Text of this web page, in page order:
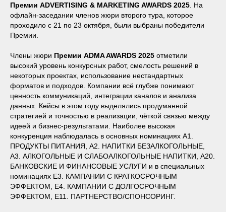
Премии ADVERTISING & MARKETING AWARDS 2025. На
офлайн-заседании членов жюри второго тура, которое
проходило с 21 по 23 октября, были выбраны победители
Премии.
Члены жюри Премии ADMA AWARDS 2025 отметили
высокий уровень конкурсных работ, смелость решений в
некоторых проектах, использование нестандартных
форматов и подходов. Компании всё глубже понимают
ценность коммуникаций, интеграции каналов и анализа
данных. Кейсы в этом году выделялись продуманной
стратегией и точностью в реализации, чёткой связью между
идеей и бизнес-результатами. Наиболее высокая
конкуренция наблюдалась в основных номинациях А1.
ПРОДУКТЫ ПИТАНИЯ, А2. НАПИТКИ БЕЗАЛКОГОЛЬНЫЕ,
А3. АЛКОГОЛЬНЫЕ И СЛАБОАЛКОГОЛЬНЫЕ НАПИТКИ, А20.
БАНКОВСКИЕ И ФИНАНСОВЫЕ УСЛУГИ и в специальных
номинациях E3. КАМПАНИИ С КРАТКОСРОЧНЫМ
ЭФФЕКТОМ, E4. КАМПАНИИ С ДОЛГОСРОЧНЫМ
ЭФФЕКТОМ, E11. ПАРТНЕРСТВО/СПОНСОРИНГ.